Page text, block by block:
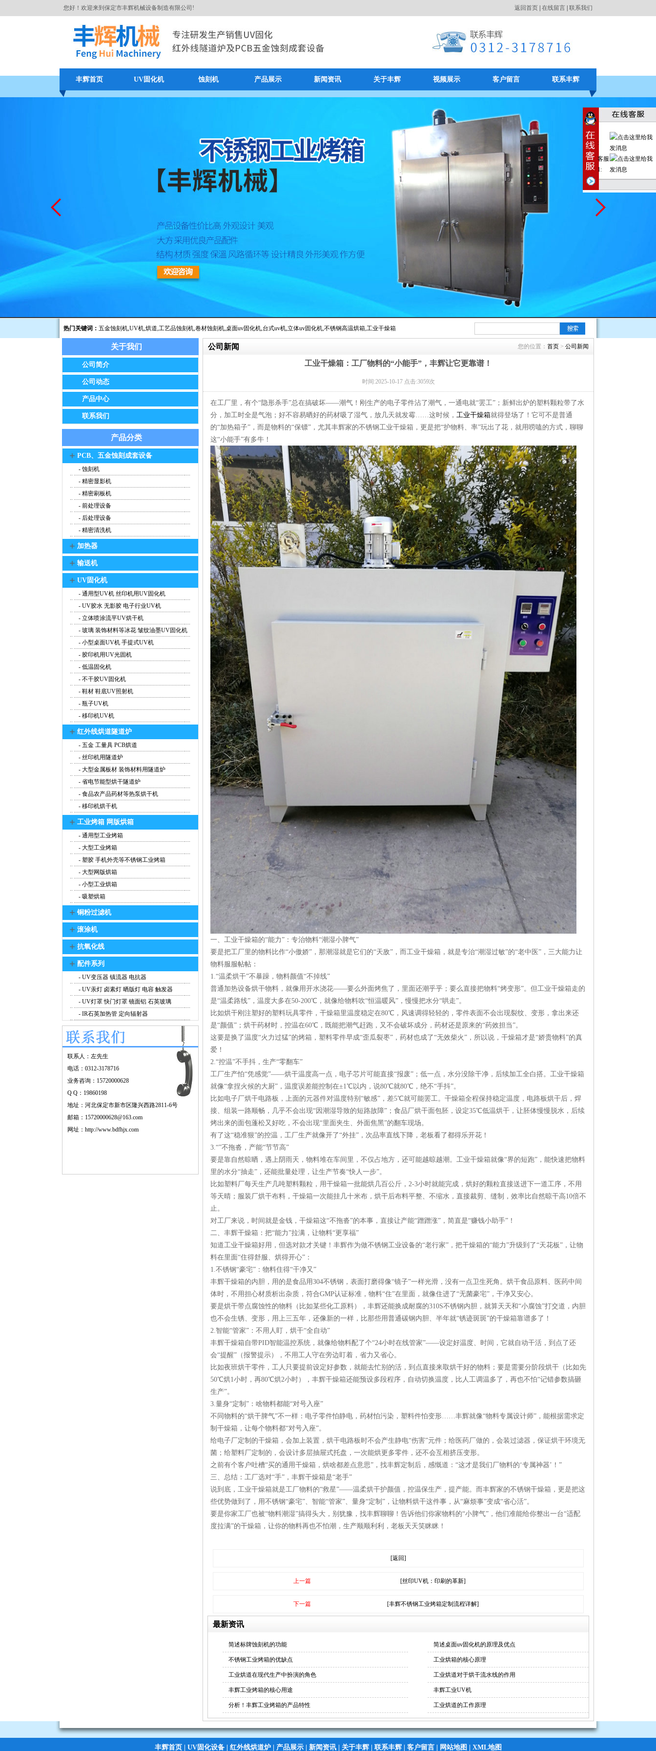
您好！欢迎来到保定市丰辉机械设备制造有限公司! 返回首页 在线留言 联系我们
丰辉首页 UV固化机 蚀刻机 产品展示 新闻资讯 关于丰辉 视频展示 客户留言 联系丰辉
热门关键词： 五金蚀刻机,UV机,烘道,工艺品蚀刻机,卷材蚀刻机,桌面uv固化机,台式uv机,立体uv固化机,不锈钢高温烘箱,工业干燥箱
公告：我公司已于2014年8月经保定市工商局批准正式更名为保定市丰辉机械设备制造有限公司
关于我们
公司简介
公司动态
产品中心
联系我们
产品分类
+ PCB、五金蚀刻成套设备
- 蚀刻机
- 精密显影机
- 精密刷板机
- 前处理设备
- 后处理设备
- 精密清洗机
+ 加热器
+ 输送机
+ UV固化机
- 通用型UV机 丝印机用UV固化机
- UV胶水 无影胶 电子行业UV机
- 立体喷涂流平UV烘干机
- 玻璃 装饰材料等冰花 皱纹油墨UV固化机
- 小型桌面UV机 手提式UV机
- 胶印机用UV光固机
- 低温固化机
- 不干胶UV固化机
- 鞋材 鞋底UV照射机
- 瓶子UV机
- 移印机UV机
+ 红外线烘道隧道炉
- 五金 工量具 PCB烘道
- 丝印机用隧道炉
- 大型金属板材 装饰材料用隧道炉
- 省电节能型烘干隧道炉
- 食品农产品药材等热泵烘干机
- 移印机烘干机
+ 工业烤箱 网版烘箱
- 通用型工业烤箱
- 大型工业烤箱
- 塑胶 手机外壳等不锈钢工业烤箱
- 大型网版烘箱
- 小型工业烘箱
- 吸塑烘箱
+ 铜粉过滤机
+ 滚涂机
+ 抗氧化线
+ 配件系列
- UV变压器 镇流器 电抗器
- UV汞灯 卤素灯 晒版灯 电容 触发器
- UV灯罩 快门灯罩 镜面铝 石英玻璃
- IR石英加热管 定向辐射器
联系人：左先生
电话：0312-3178716
业务咨询：15720000628
Q Q：19860198
地址：河北保定市新市区隆兴西路2811-6号
邮箱：15720000628@163.com
网址： http://www.bdfhjx.com
公司新闻 您的位置： 首页 > 公司新闻
工业干燥箱：工厂物料的“小能手”，丰辉让它更靠谱！
时间:2025-10-17 点击:3059次
在工厂里，有个“隐形杀手”总在搞破坏——潮气！刚生产的电子零件沾了潮气，一通电就“罢工”；新鲜出炉的塑料颗粒带了水
分，加工时全是气泡；好不容易晒好的药材吸了湿气，放几天就发霉……这时候， 工业干燥箱就得登场了！它可不是普通
的“加热箱子”，而是物料的“保镖”，尤其丰辉家的不锈钢工业干燥箱，更是把“护物料、率”玩出了花，就用唠嗑的方式，聊聊
这“小能手”有多牛！​
一、工业干燥箱的“能力”：专治物料“潮湿小脾气”​
要是把工厂里的物料比作“小傲娇”，那潮湿就是它们的“天敌”，而工业干燥箱，就是专治“潮湿过敏”的“老中医”，三大能力让
物料服服帖帖：​
1.“温柔烘干”不暴躁，物料颜值“不掉线”​
普通加热设备烘干物料，就像用开水浇花——要么外面烤焦了，里面还潮乎乎；要么直接把物料“烤变形”。但工业干燥箱走的
是“温柔路线”，温度大多在50-200℃，就像给物料吹“恒温暖风”，慢慢把水分“哄走”。​
比如烘干刚注塑好的塑料玩具零件，干燥箱里温度稳定在80℃，风速调得轻轻的，零件表面不会出现裂纹、变形，拿出来还
是“颜值”；烘干药材时，控温在60℃，既能把潮气赶跑，又不会破坏成分，药材还是原来的“药效担当”。​
这要是换了温度“火力过猛”的烤箱，塑料零件早成“歪瓜裂枣”，药材也成了“无效柴火”，所以说，干燥箱才是“娇贵物料”的真
爱！​
2.“控温”不手抖，生产“零翻车”​
工厂生产怕“凭感觉”——烘干温度高一点，电子芯片可能直接“报废”；低一点，水分没除干净，后续加工全白搭。工业干燥箱
就像“拿捏火候的大厨”，温度误差能控制在±1℃以内，说80℃就80℃，绝不“手抖”。​
比如电子厂烘干电路板，上面的元器件对温度特别“敏感”，差5℃就可能罢工。干燥箱全程保持稳定温度，电路板烘干后，焊
接、组装一路顺畅，几乎不会出现“因潮湿导致的短路故障”；食品厂烘干面包胚，设定35℃低温烘干，让胚体慢慢脱水，后续
烤出来的面包蓬松又好吃，不会出现“里面夹生、外面焦黑”的翻车现场。​
有了这“稳准狠”的控温，工厂生产就像开了“外挂”，次品率直线下降，老板看了都得乐开花！​
3.“”不拖沓，产能“节节高”​
要是靠自然晾晒，遇上阴雨天，物料堆在车间里，不仅占地方，还可能越晾越潮。工业干燥箱就像“界的短跑”，能快速把物料
里的水分“抽走”，还能批量处理，让生产节奏“快人一步”。​
比如塑料厂每天生产几吨塑料颗粒，用干燥箱一批能烘几百公斤，2-3小时就能完成，烘好的颗粒直接送进下一道工序，不用
等天晴；服装厂烘干布料，干燥箱一次能挂几十米布，烘干后布料平整、不缩水，直接裁剪、缝制，效率比自然晾干高10倍不
止。​
对工厂来说，时间就是金钱，干燥箱这“不拖沓”的本事，直接让产能“蹭蹭涨”，简直是“赚钱小助手”！​
二、丰辉干燥箱：把“能力”拉满，让物料“更享福”​
知道工业干燥箱好用，但选对款才关键！丰辉作为做不锈钢工业设备的“老行家”，把干燥箱的“能力”升级到了“天花板”，让物
料在里面“住得舒服、烘得开心”：​
1.不锈钢“豪宅”：物料住得“干净又”​
丰辉干燥箱的内胆，用的是食品用304不锈钢，表面打磨得像“镜子”一样光滑，没有一点卫生死角。烘干食品原料、医药中间
体时，不用担心材质析出杂质，符合GMP认证标准，物料“住”在里面，就像住进了“无菌豪宅”，干净又安心。​
要是烘干带点腐蚀性的物料（比如某些化工原料），丰辉还能换成耐腐的310S不锈钢内胆，就算天天和“小腐蚀”打交道，内胆
也不会生锈、变形，用上三五年，还像新的一样，比那些用普通碳钢内胆、半年就“锈迹斑斑”的干燥箱靠谱多了！​
2.智能“管家”：不用人盯，烘干“全自动”​
丰辉干燥箱自带PID智能温控系统，就像给物料配了个“24小时在线管家”——设定好温度、时间，它就自动干活，到点了还
会“提醒”（报警提示），不用工人守在旁边盯着，省力又省心。​
比如夜班烘干零件，工人只要提前设定好参数，就能去忙别的活，到点直接来取烘干好的物料；要是需要分阶段烘干（比如先
50℃烘1小时，再80℃烘2小时），丰辉干燥箱还能预设多段程序，自动切换温度，比人工调温多了，再也不怕“记错参数搞砸
生产”。​
3.量身“定制”：啥物料都能“对号入座”​
不同物料的“烘干脾气”不一样：电子零件怕静电，药材怕污染，塑料件怕变形……丰辉就像“物料专属设计师”，能根据需求定
制干燥箱，让每个物料都“对号入座”。​
给电子厂定制的干燥箱，会加上装置，烘干电路板时不会产生静电“伤害”元件；给医药厂做的，会装过滤器，保证烘干环境无
菌；给塑料厂定制的，会设计多层抽屉式托盘，一次能烘更多零件，还不会互相挤压变形。​
之前有个客户吐槽“买的通用干燥箱，烘啥都差点意思”，找丰辉定制后，感慨道：“这才是我们厂物料的‘专属神器’！”​
三、总结：工厂选对“手”，丰辉干燥箱是“老手”​
说到底，工业干燥箱就是工厂物料的“救星”——温柔烘干护颜值，控温保生产，提产能。而丰辉家的不锈钢干燥箱，更是把这
些优势做到了，用不锈钢“豪宅”、智能“管家”、量身“定制”，让物料烘干这件事，从“麻烦事”变成“省心活”。​
要是你家工厂也被“物料潮湿”搞得头大，别犹豫，找丰辉聊聊！告诉他们你家物料的“小脾气”，他们准能给你整出一台“适配
度拉满”的干燥箱，让你的物料再也不怕潮，生产顺顺利利，老板天天笑眯眯！​
[返回]
上一篇 [丝印UV机：印刷的革新]
下一篇 [丰辉不锈钢工业烤箱定制流程详解​]
最新资讯
简述标牌蚀刻机的功能 简述桌面uv固化机的原理及优点
不锈钢工业烤箱的优缺点 工业烘箱的核心原理
工业烘道在现代生产中扮演的角色 工业烘道对于烘干流水线的作用
丰辉工业烤箱的核心用途 丰辉工业UV机
分析！丰辉工业烤箱的产品特性 工业烘道的工作原理
丰辉首页| UV固化设备| 红外线烘道炉| 产品展示| 新闻资讯| 关于丰辉| 联系丰辉| 客户留言| 网站地图 XML地图
:
客服
1: